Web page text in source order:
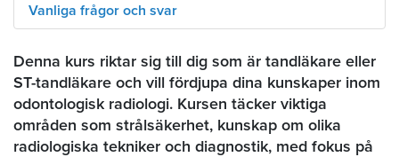
Vanliga frågor och svar
Denna kurs riktar sig till dig som är tandläkare eller
ST-tandläkare och vill fördjupa dina kunskaper inom
odontologisk radiologi. Kursen täcker viktiga
områden som strålsäkerhet, kunskap om olika
radiologiska tekniker och diagnostik, med fokus på